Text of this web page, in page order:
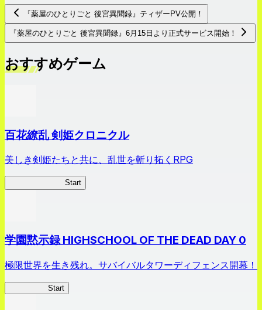
『薬屋のひとりごと 後宮異聞録』ティザーPV公開！
『薬屋のひとりごと 後宮異聞録』6月15日より正式サービス開始！
おすすめゲーム
百花繚乱 剣姫クロニクル
美しき剣姫たちと共に、乱世を斬り拓くRPG
Start
学園黙示録 HIGHSCHOOL OF THE DEAD DAY 0
極限世界を生き残れ。サバイバルタワーディフェンス開幕！
Start